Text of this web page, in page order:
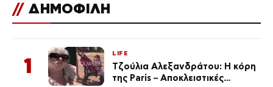
// ΔΗΜΟΦΙΛΗ
1
LIFE
Τζούλια Αλεξανδράτου: Η κόρη
της Paris – Αποκλειστικές